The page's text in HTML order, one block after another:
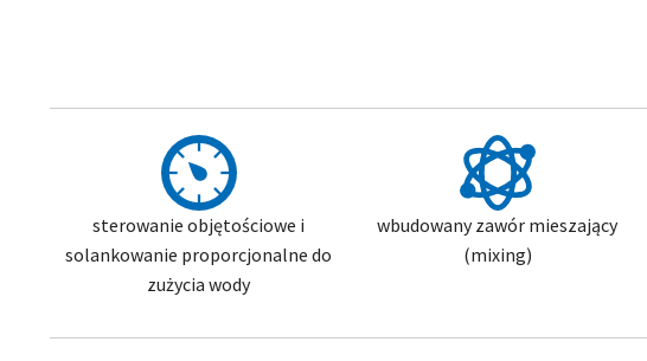
sterowanie objętościowe i
solankowanie proporcjonalne do
zużycia wody
wbudowany zawór mieszający
(mixing)